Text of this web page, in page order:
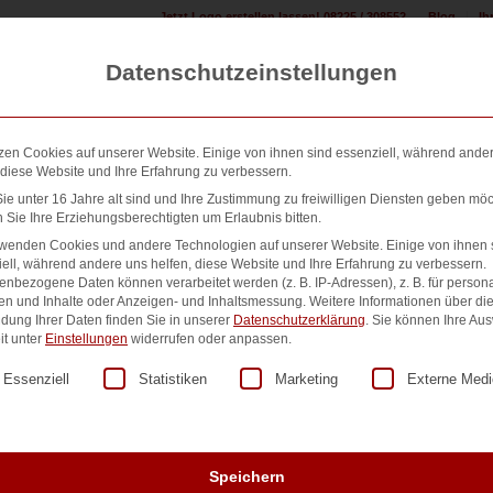
Blog
Jetzt Logo erstellen lassen! 08225 / 308552
erstellen: Design & Druck Shop: 500+ Referenzen:
Sortieren nach Standard
Datenschutzeinstellungen
Cookies auf unserer Website. Einige von ihnen sind essenziell, während
Website und Ihre Erfahrung zu verbessern.
unter 16 Jahre alt sind und Ihre Zustimmung zu freiwilligen Diensten geben
Sie Ihre Erziehungsberechtigten um Erlaubnis bitten.
Cookies und andere Technologien auf unserer Website. Einige von ihnen
während andere uns helfen, diese Website und Ihre Erfahrung zu verbessern.
Daten können verarbeitet werden (z. B. IP-Adressen), z. B. für
und Inhalte oder Anzeigen- und Inhaltsmessung. Weitere Informationen über die
Ihrer Daten finden Sie in unserer Datenschutzerklärung. Sie können Ihre
unter Einstellungen widerrufen oder anpassen.
eine Liste der Service-Gruppen, für die eine Einwilligung
Essenziell Statistiken Marketing Externe
Speichern